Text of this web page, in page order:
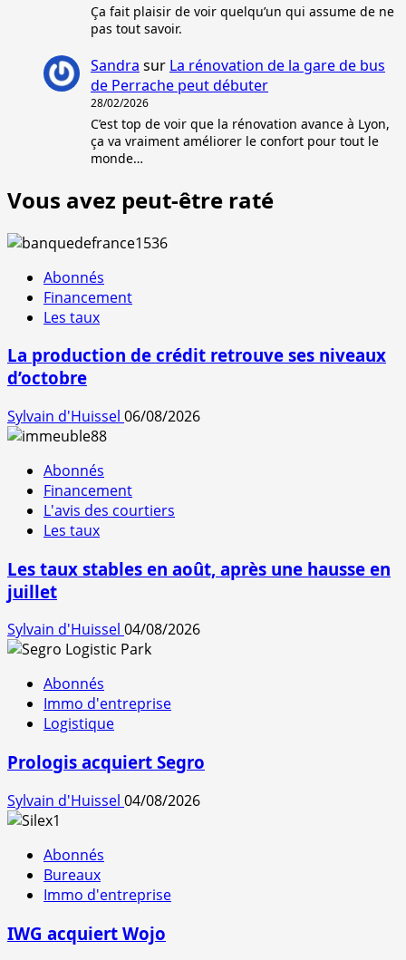
Ça fait plaisir de voir quelqu’un qui assume de ne
pas tout savoir.
Sandra sur La rénovation de la gare de bus
de Perrache peut débuter
28/02/2026
C’est top de voir que la rénovation avance à Lyon,
ça va vraiment améliorer le confort pour tout le
monde…
Vous avez peut-être raté
Abonnés
Financement
Les taux
La production de crédit retrouve ses niveaux
d’octobre
Sylvain d'Huissel 06/08/2026
Abonnés
Financement
L'avis des courtiers
Les taux
Les taux stables en août, après une hausse en
juillet
Sylvain d'Huissel 04/08/2026
Abonnés
Immo d'entreprise
Logistique
Prologis acquiert Segro
Sylvain d'Huissel 04/08/2026
Abonnés
Bureaux
Immo d'entreprise
IWG acquiert Wojo